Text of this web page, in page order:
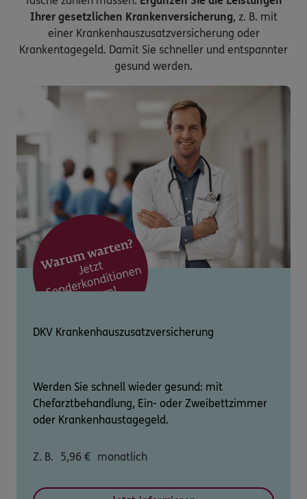
Ihrer gesetzlichen Krankenversicherung, z. B. mit
einer Krankenhauszusatzversicherung oder
Krankentagegeld. Damit Sie schneller und entspannter
gesund werden.
DKV Krankenhauszusatzversicherung
Werden Sie schnell wieder gesund: mit
Chefarztbehandlung, Ein- oder Zweibettzimmer
oder Krankenhaustagegeld.
Z. B. 5,96 € monatlich